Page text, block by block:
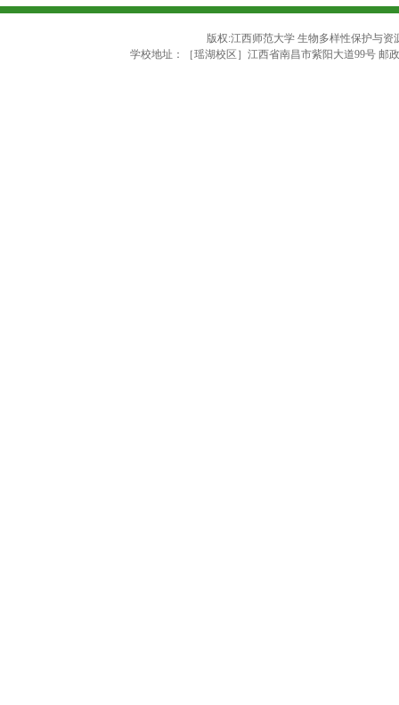
版权:江西师范大学 生物多样性保护与
学校地址：［瑶湖校区］江西省南昌市紫阳大道99号 邮